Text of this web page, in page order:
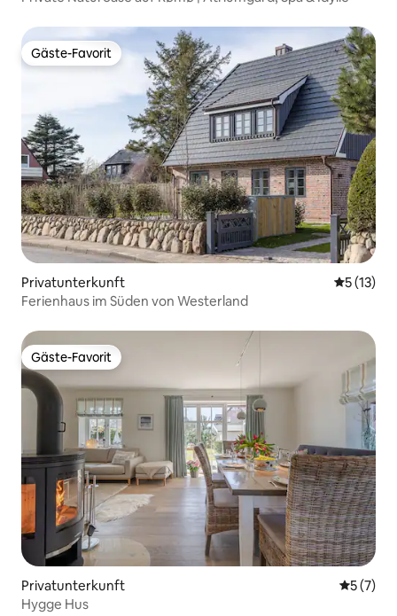
Gäste-Favorit
Gäste-Favorit
Privatunterkunft
5 (13)
Ferienhaus im Süden von Westerland
Gäste-Favorit
Gäste-Favorit
Privatunterkunft
5 (7)
Hygge Hus